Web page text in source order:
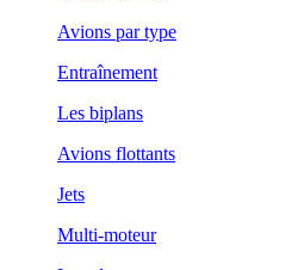
Avions par type
Entraînement
Les biplans
Avions flottants
Jets
Multi-moteur